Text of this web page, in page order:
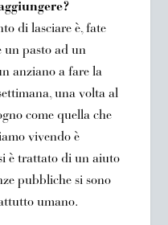
di lasciare è, fate
un pasto ad un
anziano a fare la
una volta al
come quella che
vivendo è
è trattato di un aiuto
pubbliche si sono
umano.